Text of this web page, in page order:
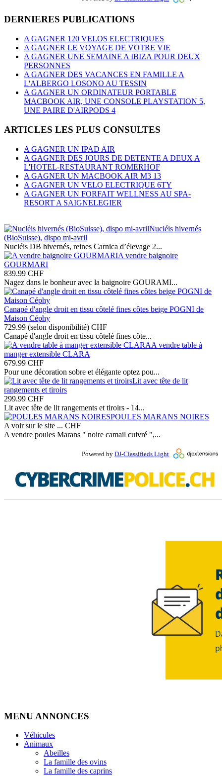
DERNIERES PUBLICATIONS
A GAGNER 120 VELOS ELECTRIQUES
A GAGNER LE VOYAGE DE VOTRE VIE
A GAGNER UNE SEMAINE A IBIZA POUR DEUX
PERSONNES
A GAGNER DES VACANCES EN FAMILLE A
L'ALBERGO LOSONO AU TESSIN
A GAGNER UN ORDINATEUR PORTABLE
MACBOOK AIR, UNE CONSOLE PLAYSTATION 5,
UNE PAIRE D'AIRPODS 4
ARTICLES LES PLUS CONSULTES
A GAGNER UN IPAD AIR
A GAGNER DES JOURS DE DETENTE A DEUX A
L'HOTEL-RESTAURANT ROMERHOF
A GAGNER UN MACBOOK AIR M3 13
A GAGNER UN VELO ELECTRIQUE 6TY
A GAGNER UN FORFAIT WELLNESS AU SPA-
RESORT A SAIGNELEGIER
Nucléis hivernés
(BioSuisse), dispo mi-avril
Nucléis DB hivernés, reines Carnica d’élevage 2...
A vendre baignoire
GOURMARI
839.99 CHF
Nagez dans le bonheur avec la baignoire GOURAMI...
Canapé d'angle droit en tissu côtelé fines côtes beige POGNI de
Maison Céphy
729.99 (selon disponibilité) CHF
Canapé d'angle droit en tissu côtelé fines côte...
A vendre table à
manger extensible CLARA
679.99 CHF
Pour une décoration sobre et élégante optez pou...
Lit avec tête de lit
rangements et tiroirs
299.99 CHF
Lit avec tête de lit rangements et tiroirs - 14...
POULES MARANS NOIRES
A voir sur le site ... CHF
A vendre poules Marans " noire camail cuivré ",...
Powered by DJ-Classifieds Light
MENU ANNONCES
Véhicules
Animaux
Abeilles
La famille des ovins
La famille des caprins